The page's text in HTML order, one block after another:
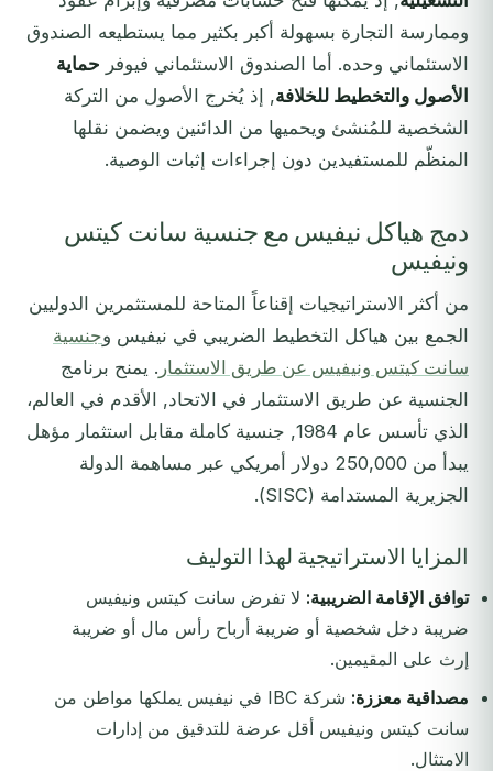
وممارسة التجارة بسهولة أكبر بكثير مما يستطيعه الصندوق
الاستئماني وحده. أما الصندوق الاستئماني فيوفر حماية
الأصول والتخطيط للخلافة, إذ يُخرج الأصول من التركة
الشخصية للمُنشئ ويحميها من الدائنين ويضمن نقلها
المنظّم للمستفيدين دون إجراءات إثبات الوصية.
دمج هياكل نيفيس مع جنسية سانت كيتس
ونيفيس
من أكثر الاستراتيجيات إقناعاً المتاحة للمستثمرين الدوليين
الجمع بين هياكل التخطيط الضريبي في نيفيس وجنسية
سانت كيتس ونيفيس عن طريق الاستثمار . يمنح برنامج
الجنسية عن طريق الاستثمار في الاتحاد, الأقدم في العالم،
الذي تأسس عام 1984, جنسية كاملة مقابل استثمار مؤهل
يبدأ من 250,000 دولار أمريكي عبر مساهمة الدولة
الجزيرية المستدامة (SISC).
المزايا الاستراتيجية لهذا التوليف
توافق الإقامة الضريبية: لا تفرض سانت كيتس ونيفيس
ضريبة دخل شخصية أو ضريبة أرباح رأس مال أو ضريبة
إرث على المقيمين.
مصداقية معززة:
شركة IBC في نيفيس يملكها مواطن من
سانت كيتس ونيفيس أقل عرضة للتدقيق من إدارات
الامتثال.